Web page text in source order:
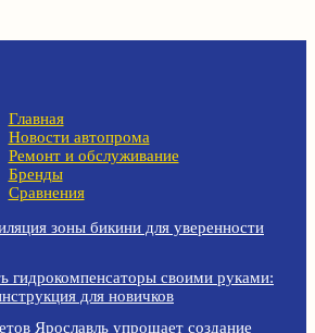
Главная
Новости автопрома
Ремонт и обслуживание
Бренды
Сравнения
зоны бикини для уверенности
гидрокомпенсаторы своими руками:
для новичков
Ярославль упрощает создание